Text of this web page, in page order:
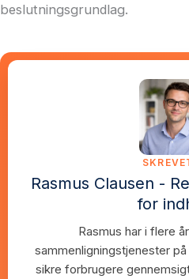
beslutningsgrundlag.
Rasmus Clausen -
for
Rasmus har i flere
sammenligningstjenester
sikre forbrugere